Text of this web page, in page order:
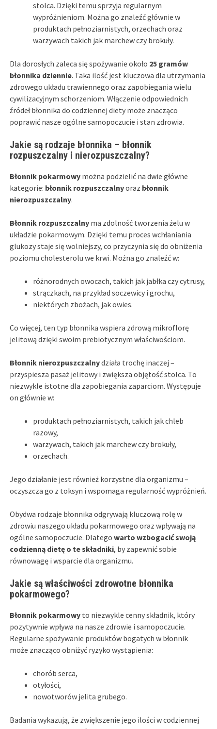
stolca. Dzięki temu sprzyja regularnym
wypróżnieniom. Można go znaleźć głównie w
produktach pełnoziarnistych, orzechach oraz
warzywach takich jak marchew czy brokuły.
Dla dorosłych zaleca się spożywanie około 25 gramów
błonnika dziennie. Taka ilość jest kluczowa dla utrzymania
zdrowego układu trawiennego oraz zapobiegania wielu
cywilizacyjnym schorzeniom. Włączenie odpowiednich
źródeł błonnika do codziennej diety może znacząco
poprawić nasze ogólne samopoczucie i stan zdrowia.
Jakie są rodzaje błonnika – błonnik
rozpuszczalny i nierozpuszczalny?
Błonnik pokarmowy można podzielić na dwie główne
kategorie: błonnik rozpuszczalnyoraz błonnik
nierozpuszczalny.
Błonnik rozpuszczalny ma zdolność tworzenia żelu w
układzie pokarmowym. Dzięki temu proces wchłaniania
glukozy staje się wolniejszy, co przyczynia się do obniżenia
poziomu cholesterolu we krwi. Można go znaleźć w:
różnorodnych owocach, takich jak jabłka czy cytrusy,
strączkach, na przykład soczewicy i grochu,
niektórych zbożach, jak owies.
Co więcej, ten typ błonnika wspiera zdrową mikroflorę
jelitową dzięki swoim prebiotycznym właściwościom.
Błonnik nierozpuszczalnydziała trochę inaczej –
przyspiesza pasaż jelitowy i zwiększa objętość stolca. To
niezwykle istotne dla zapobiegania zaparciom. Występuje
on głównie w:
produktach pełnoziarnistych, takich jak chleb
razowy,
warzywach, takich jak marchew czy brokuły,
orzechach.
Jego działanie jest również korzystne dla organizmu –
oczyszcza go z toksyn i wspomaga regularność wypróżnień.
Obydwa rodzaje błonnika odgrywają kluczową rolę w
zdrowiu naszego układu pokarmowego oraz wpływają na
ogólne samopoczucie. Dlatego warto wzbogacić swoją
codzienną dietę o te składniki, by zapewnić sobie
równowagę i wsparcie dla organizmu.
Jakie są właściwości zdrowotne błonnika
pokarmowego?
Błonnik pokarmowy to niezwykle cenny składnik, który
pozytywnie wpływa na nasze zdrowie i samopoczucie.
Regularne spożywanie produktów bogatych w błonnik
może znacząco obniżyć ryzyko wystąpienia:
chorób serca,
otyłości,
nowotworów jelita grubego.
Badania wykazują, że zwiększenie jego ilości w codziennej